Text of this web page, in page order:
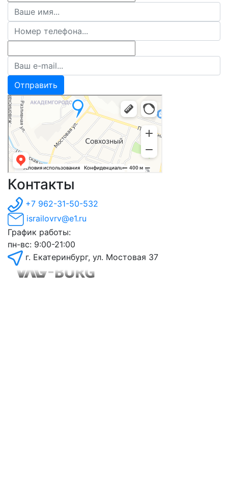
Отправить
Контакты
+7 962-31-50-532
israilovrv@e1.ru
График работы:
пн-вс: 9:00-21:00
г. Екатеринбург, ул. Мостовая 37